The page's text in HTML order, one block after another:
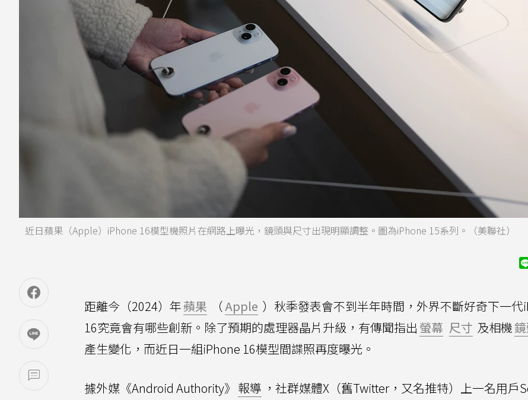
近日蘋果（Apple）iPhone 16模型機照片在網路上曝光，鏡頭與尺寸出現明顯調整。圖為iPhone 15系列。（美聯社）
距離今（2024）年蘋果 （Apple ）秋季發表會不到半年時間，外界不斷好奇下一代
16究竟會有哪些創新。除了預期的處理器晶片升級，有傳聞指出 螢幕 尺寸 及相機
產生變化，而近日一組iPhone 16模型間諜照再度曝光。
據外媒《Android Authority》 報導 ，社群媒體X（舊Twitter，又名推特）上一名用戶